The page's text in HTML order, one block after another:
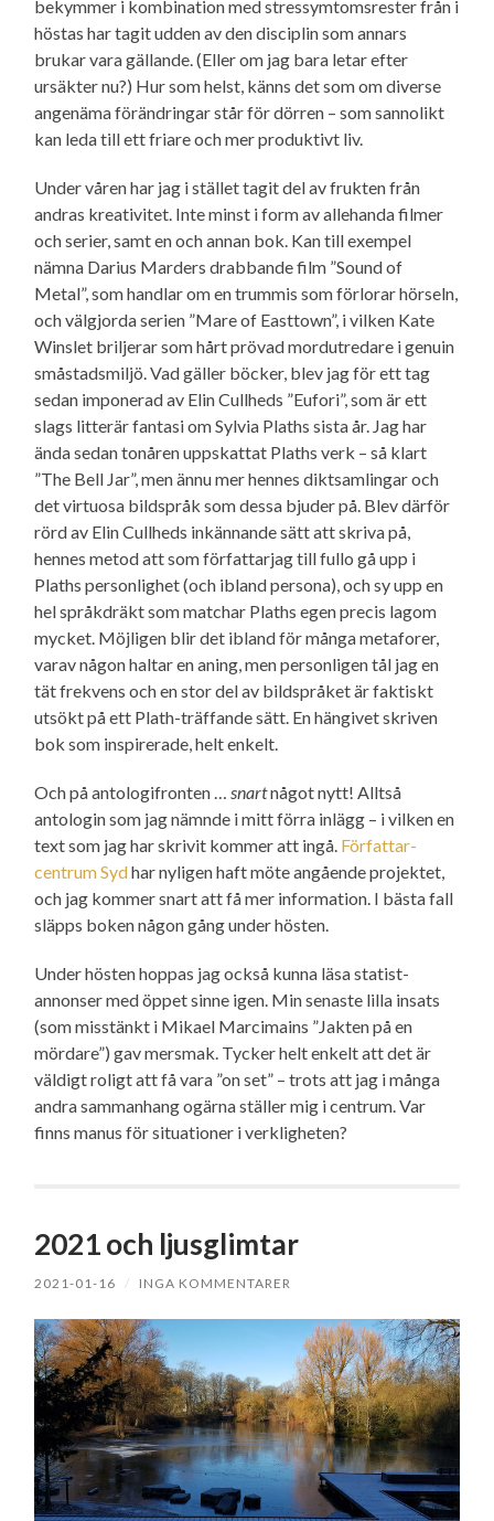
bekymmer i kombination med stressymtoms­rester från i
höstas har tagit udden av den disciplin som annars
brukar vara gällande. (Eller om jag bara letar efter
ursäkter nu?) Hur som helst, känns det som om diverse
angenäma förändringar står för dörren – som sannolikt
kan leda till ett friare och mer produktivt liv.
Under våren har jag i stället tagit del av frukten från
andras kreativitet. Inte minst i form av allehanda filmer
och serier, samt en och annan bok. Kan till exempel
nämna Darius Marders drabbande film ”Sound of
Metal”, som handlar om en trummis som förlorar hörseln,
och välgjorda serien ”Mare of Easttown”, i vilken Kate
Winslet briljerar som hårt prövad mordutredare i genuin
småstads­miljö. Vad gäller böcker, blev jag för ett tag
sedan imponerad av Elin Cullheds ”Eufori”, som är ett
slags litterär fantasi om Sylvia Plaths sista år. Jag har
ända sedan tonåren uppskattat Plaths verk – så klart
”The Bell Jar”, men ännu mer hennes dikt­samlingar och
det virtuosa bildspråk som dessa bjuder på. Blev därför
rörd av Elin Cullheds inkännande sätt att skriva på,
hennes metod att som författarjag till fullo gå upp i
Plaths personlighet (och ibland persona), och sy upp en
hel språkdräkt som matchar Plaths egen precis lagom
mycket. Möjligen blir det ibland för många metaforer,
varav någon haltar en aning, men personligen tål jag en
tät frekvens och en stor del av bildspråket är faktiskt
utsökt på ett Plath-träffande sätt. En hängivet skriven
bok som inspirerade, helt enkelt.
Och på antologifronten …snartnågot nytt! Alltså
antologin som jag nämnde i mitt förra inlägg – i vilken en
text som jag har skrivit kommer att ingå. Författar­
centrum Sydhar nyligen haft möte angående projektet,
och jag kommer snart att få mer information. I bästa fall
släpps boken någon gång under hösten.
Under hösten hoppas jag också kunna läsa statist­
annonser med öppet sinne igen. Min senaste lilla insats
(som misstänkt i Mikael Marcimains ”Jakten på en
mördare”) gav mersmak. Tycker helt enkelt att det är
väldigt roligt att få vara ”on set” – trots att jag i många
andra sammanhang ogärna ställer mig i centrum. Var
finns manus för situationer i verkligheten?
2021 och ljusglimtar
2021-01-16 / INGA KOMMENTARER